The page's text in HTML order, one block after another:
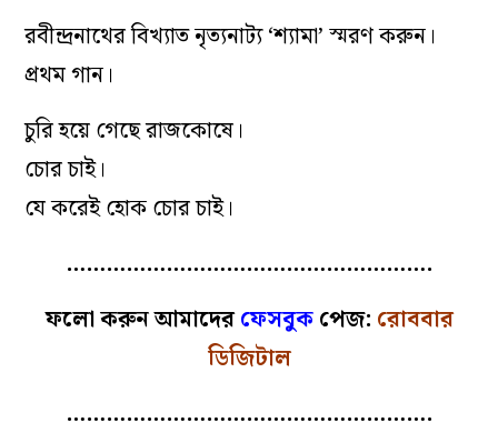
রবীন্দ্রনাথের বিখ্যাত নৃত্যনাট্য ‘শ্যামা’ স্মরণ করুন।
প্রথম গান।
চুরি হয়ে গেছে রাজকোষে।
চোর চাই।
যে করেই হোক চোর চাই।
……………………………………………….
ফলো করুন আমাদেরফেসবুকপেজ: রোববার
ডিজিটাল
……………………………………………….